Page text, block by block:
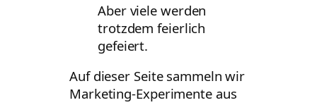
Aber viele werden
trotzdem feierlich
gefeiert.
Auf dieser Seite sammeln wir
Marketing-Experimente aus